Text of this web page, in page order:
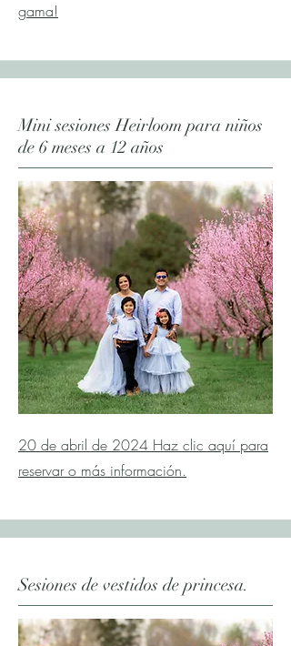
gama!
Mini sesiones Heirloom para niños
de 6 meses a 12 años
20 de abril de 2024 Haz clic aquí para
reservar o más información.
Sesiones de vestidos de princesa.